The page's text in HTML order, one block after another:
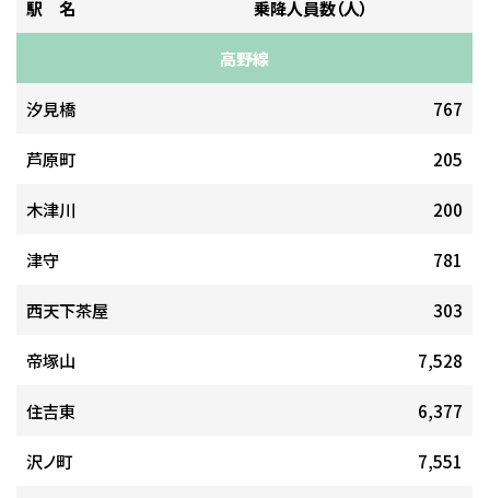
駅 名 乗降人員数（人）
高野線
汐見橋 767
芦原町 205
木津川 200
津守 781
西天下茶屋 303
帝塚山 7,528
住吉東 6,377
沢ノ町 7,551